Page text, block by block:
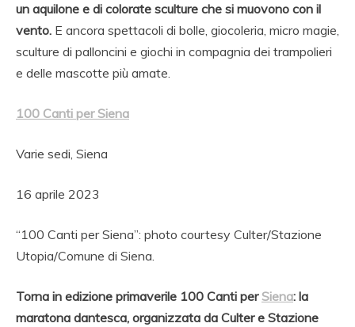
un aquilone e di colorate sculture che si muovono con il
vento. E ancora spettacoli di bolle, giocoleria, micro magie,
sculture di palloncini e giochi in compagnia dei trampolieri
e delle mascotte più amate.
100 Canti per Siena
Varie sedi, Siena
16 aprile 2023
“100 Canti per Siena”: photo courtesy Culter/Stazione
Utopia/Comune di Siena.
Torna in edizione primaverile 100 Canti per Siena: la
maratona dantesca, organizzata da Culter e Stazione